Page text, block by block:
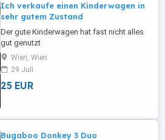
Ich verkaufe einen Kinderwagen in
sehr gutem Zustand
Der gute Kinderwagen hat fast nicht alles
gut genutzt
Wien, Wien
29 Juli
25 EUR
Bugaboo Donkey 3 Duo